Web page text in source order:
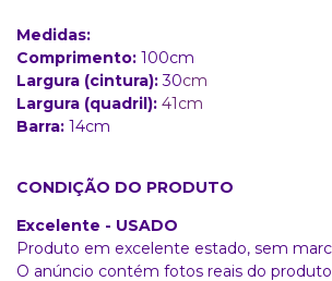
Medidas:
Comprimento: 100cm
Largura (cintura):30cm
Largura (quadril): 41cm
Barra: 14cm
CONDIÇÃO DO PRODUTO
Excelente - USADO
Produto em excelente estado, sem
O anúncio contém fotos reais do